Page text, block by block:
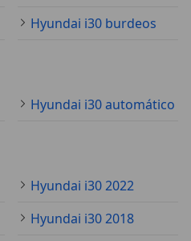
Hyundai i30 burdeos
Hyundai i30 automático
Hyundai i30 2022
Hyundai i30 2018